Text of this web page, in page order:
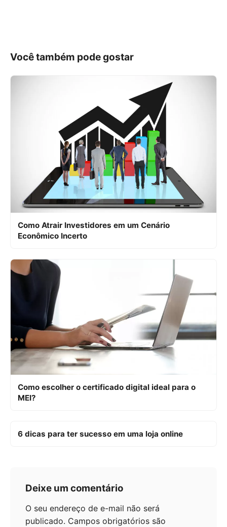
Você também pode gostar
Como Atrair Investidores em um Cenário
Econômico Incerto
Como escolher o certificado digital ideal para o
MEI?
6 dicas para ter sucesso em uma loja online
Deixe um comentário
O seu endereço de e-mail não será
publicado. Campos obrigatórios são